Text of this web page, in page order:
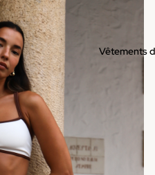
Vêtements